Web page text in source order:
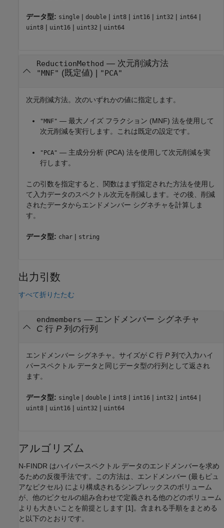
データ型: single | double | int8 | int16 | int32 | int64 |
uint8 | uint16 | uint32 | uint64
ReductionMethod — 次元削減方法
"MNF" (既定値) | "PCA"
次元削減方法。次のいずれかの値に指定します。
"MNF" — 最大ノイズ フラクション (MNF) 法を使用して
次元削減を実行します。これは既定の設定です。
"PCA" — 主成分分析 (PCA) 法を使用して次元削減を実
行します。
この引数を指定すると、関数はまず指定された方法を使用し
て入力データのスペクトル次元を削減します。その後、削減
されたデータからエンドメンバー シグネチャを計算しま
す。
データ型: char | string
出力引数
すべて折りたたむ
endmembers — エンドメンバー シグネチャ
C行 P列の行列
エンドメンバー シグネチャ。サイズが C 行 P 列で入力ハイ
パースペクトル データと同じデータ型の行列として返され
ます。
データ型: single | double | int8 | int16 | int32 | int64 |
uint8 | uint16 | uint32 | uint64
アルゴリズム
N-FINDR はハイパースペクトル データのエンドメンバーを求め
るための反復手法です。この方法は、エンドメンバー (最もピュ
アなピクセル) により構成されるシンプレックスのボリューム
が、他のピクセルの組み合わせで定義される他のどのボリューム
よりも大きいことを前提とします [1]。含まれる手順をまとめる
と以下のとおりです。